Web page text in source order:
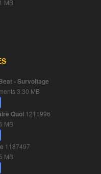
MB
- Survoltage
3.30 MB
Quoi 1211996
MB
1187497
MB